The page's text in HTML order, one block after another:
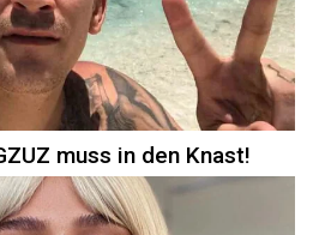
muss in den Knast!